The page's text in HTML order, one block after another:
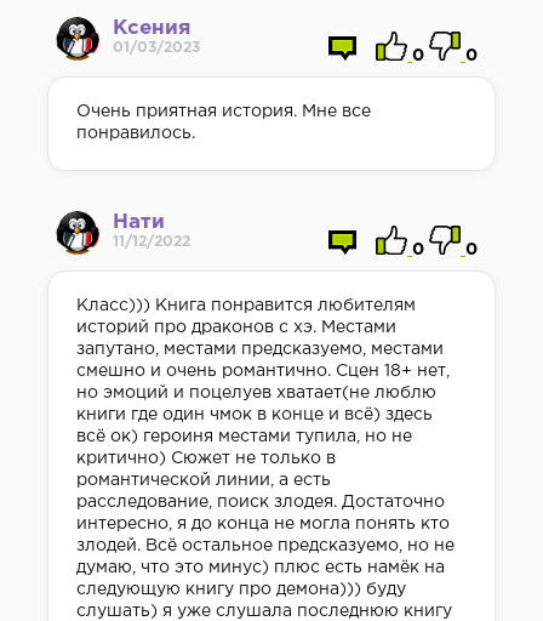
Ксения
01/03/2023
0 0
Очень приятная история. Мне все
понравилось.
Нати
11/12/2022
0 0
Класс))) Книга понравится любителям
историй про драконов с хэ. Местами
запутано, местами предсказуемо, местами
смешно и очень романтично. Сцен 18+ нет,
но эмоций и поцелуев хватает(не люблю
книги где один чмок в конце и всё) здесь
всё ок) героиня местами тупила, но не
критично) Сюжет не только в
романтической линии, а есть
расследование, поиск злодея. Достаточно
интересно, я до конца не могла понять кто
злодей. Всё остальное предсказуемо, но не
думаю, что это минус) плюс есть намёк на
следующую книгу про демона))) буду
слушать) я уже слушала последнюю книгу